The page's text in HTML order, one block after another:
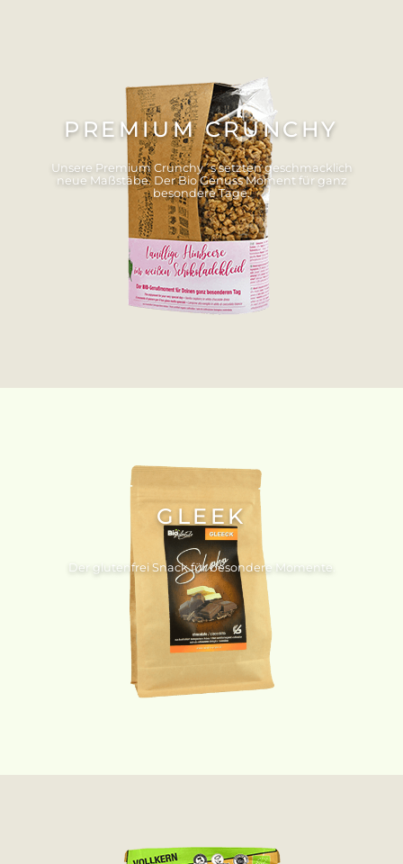
PREMIUM CRUNCHY
Unsere Premium Crunchy´s setzten geschmacklich
neue Maßstäbe. Der Bio Genuss Moment für ganz
besondere Tage.
GLEEK
Der glutenfrei Snack für besondere Momente.